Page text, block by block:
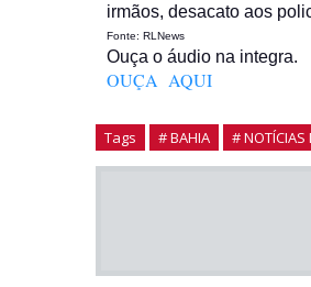
irmãos, desacato aos
Fonte: RLNews
Ouça o áudio na integra.
OUÇA AQUI
Tags # BAHIA # NOTÍCIAS